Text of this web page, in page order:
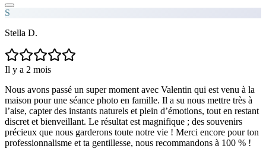
S
Stella D.
Il y a 2 mois
Nous avons passé un super moment avec Valentin qui est venu à la
maison pour une séance photo en famille. Il a su nous mettre très à
l’aise, capter des instants naturels et plein d’émotions, tout en restant
discret et bienveillant. Le résultat est magnifique ; des souvenirs
précieux que nous garderons toute notre vie ! Merci encore pour ton
professionnalisme et ta gentillesse, nous recommandons à 100 % !